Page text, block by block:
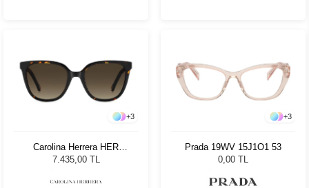
+3
Carolina Herrera HER
0297/S 08653 Kadın Güneş
7.435,00 TL
+3
Prada 19WV 15J1O1 53
0,00 TL